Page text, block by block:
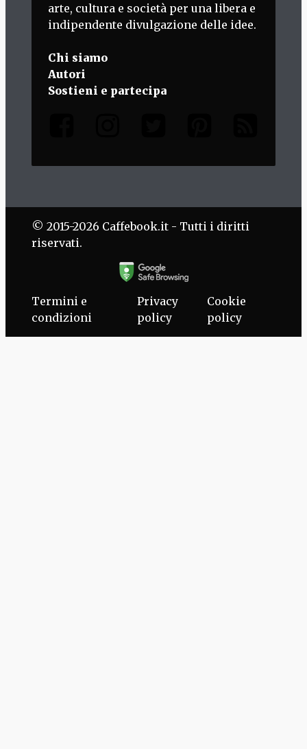
arte, cultura e società per una libera e
indipendente divulgazione delle idee.
Chi siamo
Autori
Sostieni e partecipa
© 2015-2026 Caffebook.it - Tutti i diritti
riservati.
Termini e
condizioni
Privacy
policy
Cookie
policy